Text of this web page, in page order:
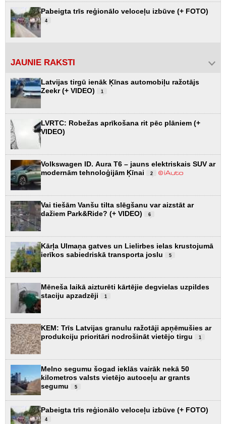
Pabeigta trīs reģionālo veloceļu izbūve (+ FOTO)
4
JAUNIE RAKSTI
Latvijas tirgū ienāk Ķīnas automobiļu ražotājs
Zeekr (+ VIDEO)
1
LVRTC: Robežas aprīkošana rit pēc plāniem (+
VIDEO)
Volkswagen ID. Aura T6 – jauns elektriskais SUV ar
modernām tehnoloģijām Ķīnai
2
Vai tiešām Vanšu tilta slēgšanu var aizstāt ar
dažiem Park&Ride? (+ VIDEO)
6
Kārļa Ulmaņa gatves un Lielirbes ielas krustojumā
ierīkos sabiedriskā transporta joslu
5
Mēneša laikā aizturēti kārtējie degvielas uzpildes
staciju apzadzēji
1
KEM: Trīs Latvijas granulu ražotāji apņēmušies ar
produkciju prioritāri nodrošināt vietējo tirgu
1
Melno segumu šogad ieklās vairāk nekā 50
kilometros valsts vietējo autoceļu ar grants
segumu
5
Pabeigta trīs reģionālo veloceļu izbūve (+ FOTO)
4